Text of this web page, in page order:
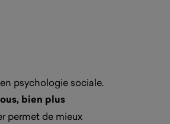
psychologie sociale.
bien plus
permet de mieux